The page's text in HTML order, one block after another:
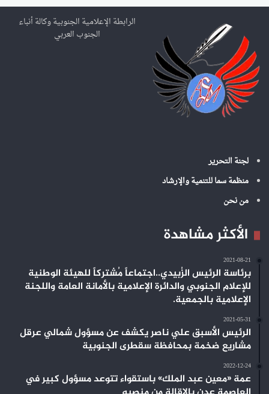
ث
ع
ن
الرابطة الإعلامية الجنوبية وكالة أنباء
الجنوب العربي
لجنة التحرير
منظمة سما للتنمية والإرشاد
من نحن
الأكثر مشاهدة
2021-08-21
برئاسة الرئيس الزُبيدي..اجتماعاً مُشتركاً للهيئة الوطنية
للإعلام الجنوبي والدائرة الإعلامية بالأمانة العامة واللجنة
الإعلامية بالجمعية.
2021-05-31
الرئيس الأسبق علي ناصر يكشف عن مسؤول شمالي عرقل
مشاريع ضخمة بمحافظة سقطرى الجنوبية
2022-12-24
عمة «معين عبد الملك» باستقواء تتوعد مسؤول كبير في